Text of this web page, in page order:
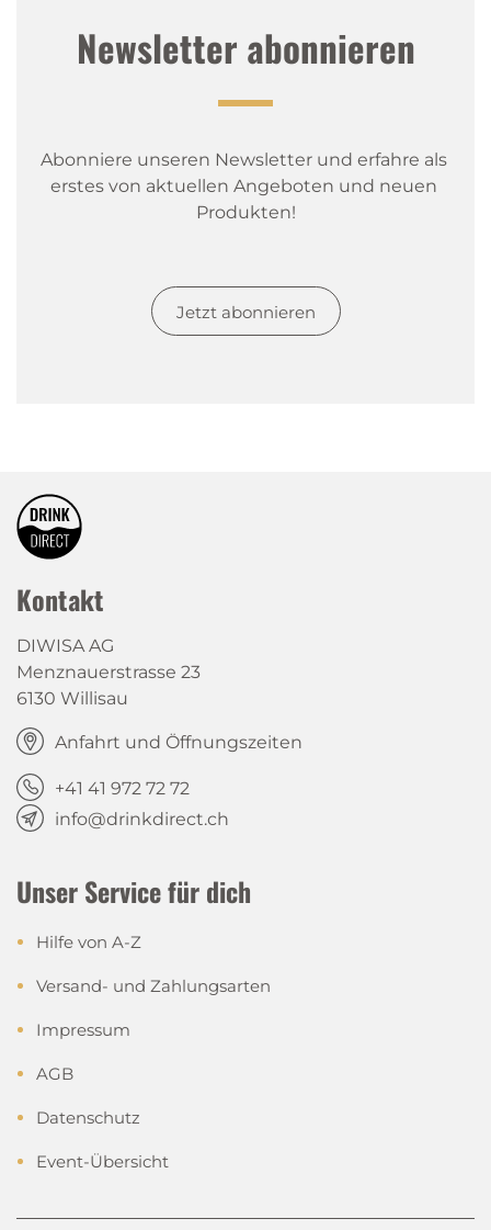
Newsletter abonnieren
Abonniere unseren Newsletter und erfahre als
erstes von aktuellen Angeboten und neuen
Produkten!
Jetzt abonnieren
Kontakt
DIWISA AG
Menznauerstrasse 23
6130 Willisau
Anfahrt und Öffnungszeiten
+41 41 972 72 72
info@drinkdirect.ch
Unser Service für dich
Hilfe von A-Z
Versand- und Zahlungsarten
Impressum
AGB
Datenschutz
Event-Übersicht